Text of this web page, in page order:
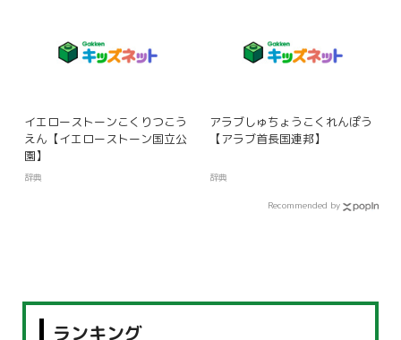
イエローストーンこくりつこう
えん【イエローストーン国立公
園】
辞典
アラブしゅちょうこくれんぽう
【アラブ首長国連邦】
辞典
Recommended by
ランキング